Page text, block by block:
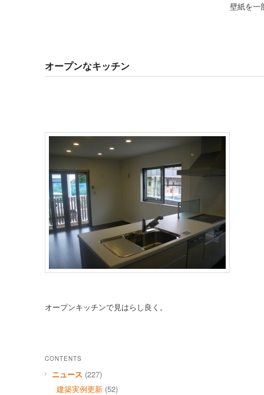
壁紙を一
オープンなキッチン
オープンキッチンで見はらし良く。
CONTENTS
ニュース (227)
建築実例更新 (52)